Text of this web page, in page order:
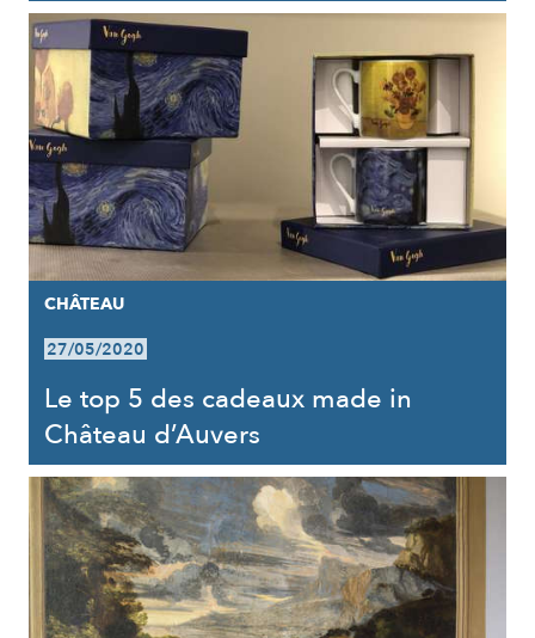
CHÂTEAU
27/05/2020
Le top 5 des cadeaux made in
Château d’Auvers